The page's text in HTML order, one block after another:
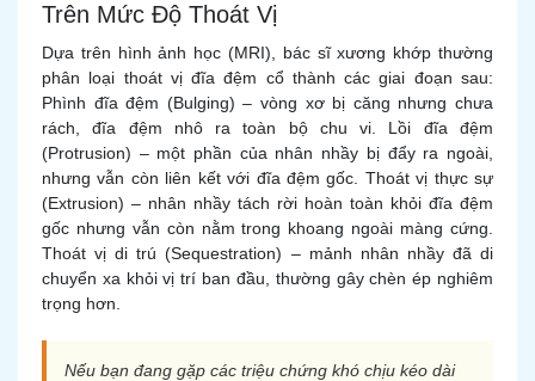
Trên Mức Độ Thoát Vị
Dựa trên hình ảnh học (MRI), bác sĩ xương khớp thường
phân loại thoát vị đĩa đệm cổ thành các giai đoạn sau:
Phình đĩa đệm (Bulging) – vòng xơ bị căng nhưng chưa
rách, đĩa đệm nhô ra toàn bộ chu vi. Lồi đĩa đệm
(Protrusion) – một phần của nhân nhầy bị đẩy ra ngoài,
nhưng vẫn còn liên kết với đĩa đệm gốc. Thoát vị thực sự
(Extrusion) – nhân nhầy tách rời hoàn toàn khỏi đĩa đệm
gốc nhưng vẫn còn nằm trong khoang ngoài màng cứng.
Thoát vị di trú (Sequestration) – mảnh nhân nhầy đã di
chuyển xa khỏi vị trí ban đầu, thường gây chèn ép nghiêm
trọng hơn.
Nếu bạn đang gặp các triệu chứng khó chịu kéo dài